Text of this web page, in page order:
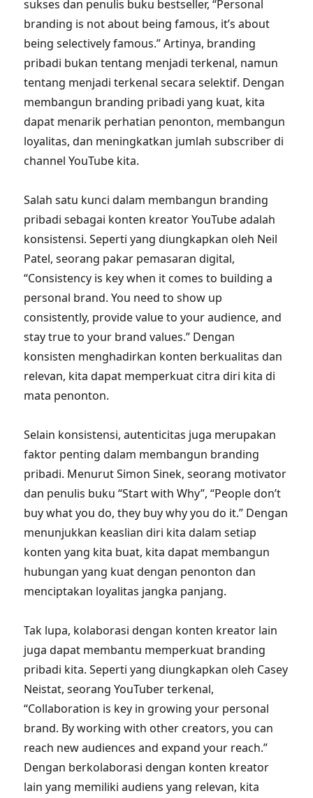
sukses dan penulis buku bestseller, “Personal
branding is not about being famous, it’s about
being selectively famous.” Artinya, branding
pribadi bukan tentang menjadi terkenal, namun
tentang menjadi terkenal secara selektif. Dengan
membangun branding pribadi yang kuat, kita
dapat menarik perhatian penonton, membangun
loyalitas, dan meningkatkan jumlah subscriber di
channel YouTube kita.
Salah satu kunci dalam membangun branding
pribadi sebagai konten kreator YouTube adalah
konsistensi. Seperti yang diungkapkan oleh Neil
Patel, seorang pakar pemasaran digital,
“Consistency is key when it comes to building a
personal brand. You need to show up
consistently, provide value to your audience, and
stay true to your brand values.” Dengan
konsisten menghadirkan konten berkualitas dan
relevan, kita dapat memperkuat citra diri kita di
mata penonton.
Selain konsistensi, autenticitas juga merupakan
faktor penting dalam membangun branding
pribadi. Menurut Simon Sinek, seorang motivator
dan penulis buku “Start with Why”, “People don’t
buy what you do, they buy why you do it.” Dengan
menunjukkan keaslian diri kita dalam setiap
konten yang kita buat, kita dapat membangun
hubungan yang kuat dengan penonton dan
menciptakan loyalitas jangka panjang.
Tak lupa, kolaborasi dengan konten kreator lain
juga dapat membantu memperkuat branding
pribadi kita. Seperti yang diungkapkan oleh Casey
Neistat, seorang YouTuber terkenal,
“Collaboration is key in growing your personal
brand. By working with other creators, you can
reach new audiences and expand your reach.”
Dengan berkolaborasi dengan konten kreator
lain yang memiliki audiens yang relevan, kita